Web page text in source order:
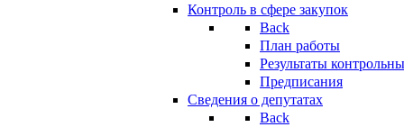
Контроль в сфере закупок
Back
План работы
Результаты
Предписания
Сведения о депутатах
Back